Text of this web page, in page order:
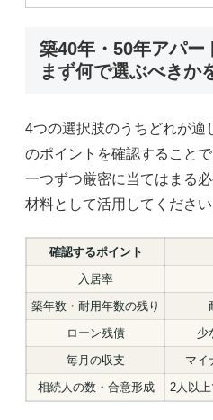
築40年・50年アパー
まず何で選ぶべきか
4つの選択肢のうちどれが適
のポイントを確認すること
一つずつ厳密に当てはまる
材料として活用してください
確認するポイント
入居率
築年数・耐用年数の残り
ローン残債
少
毎月の収支
マイ
相続人の数・合意形成
2人以